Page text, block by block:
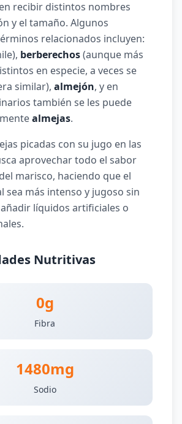
recibir distintos nombres
y el tamaño. Algunos
relacionados incluyen:
berberechos(aunque más
en especie, a veces se
similar), almejón, y en
también se les puede
almejas.
picadas con su jugo en las
aprovechar todo el sabor
marisco, haciendo que el
sea más intenso y jugoso sin
líquidos artificiales o
Nutritivas
0g
Fibra
1480mg
Sodio